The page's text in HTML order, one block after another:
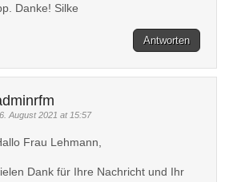
Danke! Silke
Antworten
August 2021 at 15:57
Frau Lehmann,
Dank für Ihre Nachricht und Ihr